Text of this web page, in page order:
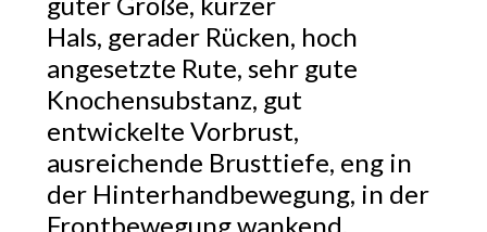
Hals, gerader Rücken, hoch
angesetzte Rute, sehr gute
Knochensubstanz, gut
entwickelte Vorbrust,
ausreichende Brusttiefe, eng in
der Hinterhandbewegung, in der
Frontbewegung wankend,